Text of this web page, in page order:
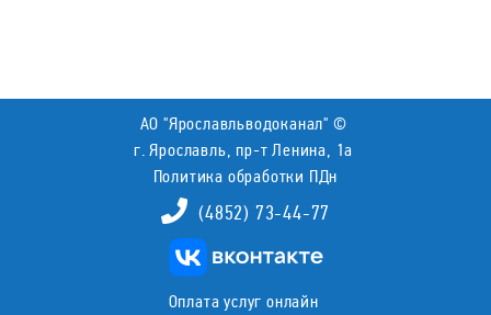
АО "Ярославльводоканал" ©
г. Ярославль, пр-т Ленина, 1а
Политика обработки ПДн
(4852) 73-44-77
Оплата услуг онлайн